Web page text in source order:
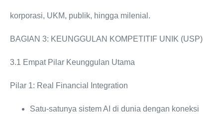
korporasi, UKM, publik, hingga milenial.
BAGIAN 3: KEUNGGULAN KOMPETITIF UNIK (USP)
3.1 Empat Pilar Keunggulan Utama
Pilar 1: Real Financial Integration
Satu-satunya sistem AI di dunia dengan koneksi